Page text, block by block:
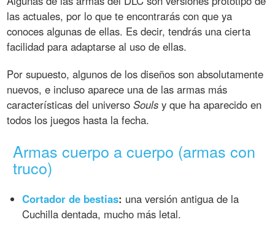
las actuales, por lo que te encontrarás con que ya
conoces algunas de ellas. Es decir, tendrás una cierta
facilidad para adaptarse al uso de ellas.
Por supuesto, algunos de los diseños son absolutamente
nuevos, e incluso aparece una de las armas más
características del universoSouls y que ha aparecido en
todos los juegos hasta la fecha.
Armas cuerpo a cuerpo (armas con
truco)
Cortador de bestias: una versión antigua de la
Cuchilla dentada, mucho más letal.